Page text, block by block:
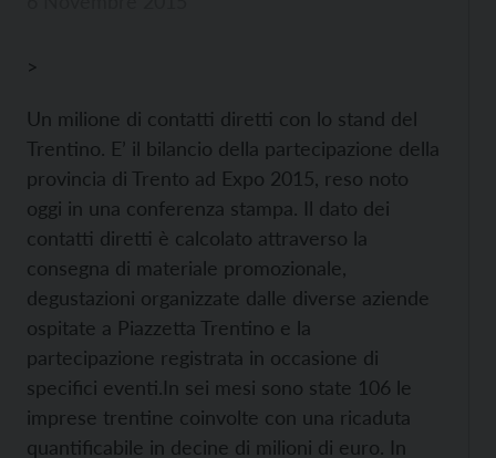
>
Un milione di contatti diretti con lo stand del
Trentino. E’ il bilancio della partecipazione della
provincia di Trento ad Expo 2015, reso noto
oggi in una conferenza stampa. Il dato dei
contatti diretti è calcolato attraverso la
consegna di materiale promozionale,
degustazioni organizzate dalle diverse aziende
ospitate a Piazzetta Trentino e la
partecipazione registrata in occasione di
specifici eventi.In sei mesi sono state 106 le
imprese trentine coinvolte con una ricaduta
quantificabile in decine di milioni di euro. In